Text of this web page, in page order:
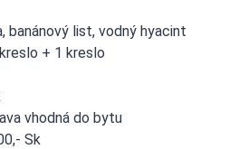
banánový list, vodný hyacint
+ 1 kreslo
vhodná do bytu
Sk